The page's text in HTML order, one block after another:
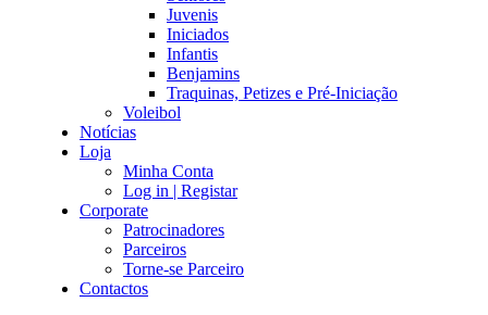
Juvenis
Iniciados
Infantis
Benjamins
Traquinas, Petizes e Pré-Iniciação
Voleibol
Notícias
Loja
Minha Conta
Log in | Registar
Corporate
Patrocinadores
Parceiros
Torne-se Parceiro
Contactos